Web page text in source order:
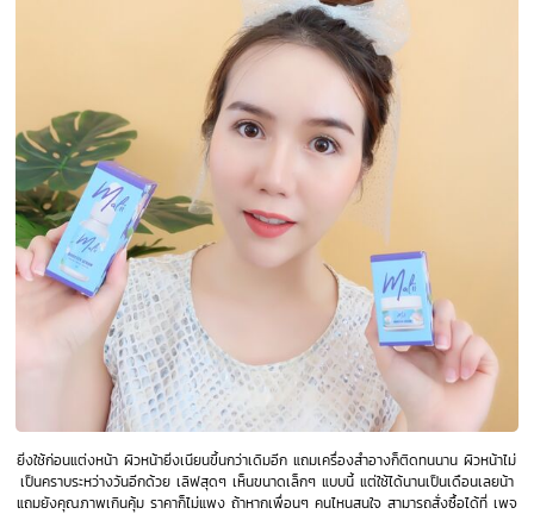
ยิ่งใช้ก่อนแต่งหน้า ผิวหน้ายิ่งเนียนขึ้นกว่าเดิมอีก แถมเครื่องสำอางก็ติดทนนาน ผิวหน้าไม่
เป็นคราบระหว่างวันอีกด้วย เลิฟสุดๆ เห็นขนาดเล็กๆ แบบนี้ แต่ใช้ได้นานเป็นเดือนเลยน้า
แถมยังคุณภาพเกินคุ้ม ราคาก็ไม่แพง ถ้าหากเพื่อนๆ คนไหนสนใจ สามารถสั่งซื้อได้ที่ เพจ